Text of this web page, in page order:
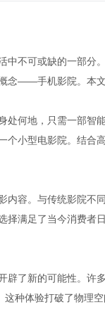
中不可或缺的一部分
念——手机影院。本
处何地，只需一部智
个小型电影院。结合
内容。与传统影院不
择满足了当今消费者
辟了新的可能性。
这种体验打破了物理